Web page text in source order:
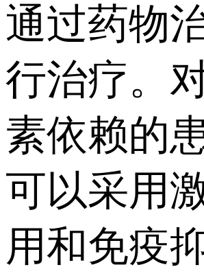
通过药物
行治疗。
素依赖的
可以采用
用和免疫